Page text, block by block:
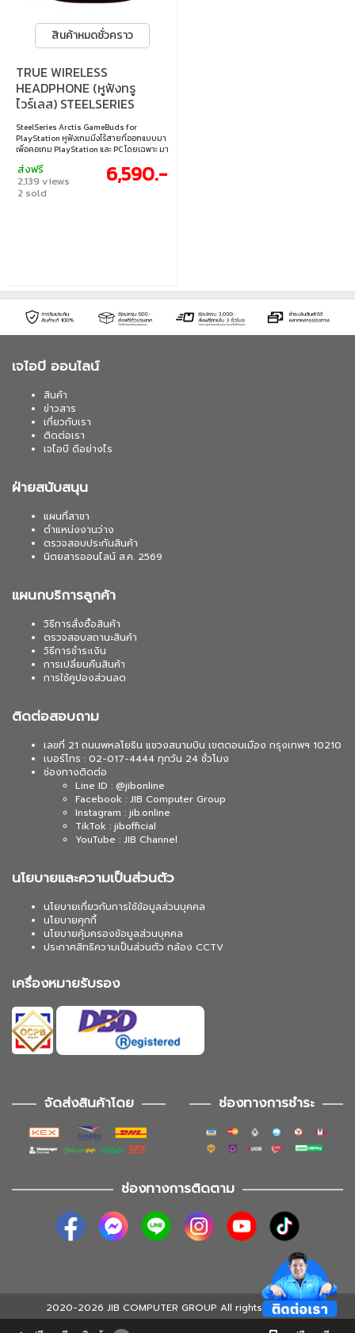
สินค้าหมดชั่วคราว
TRUE WIRELESS
HEADPHONE (หูฟังทรู
ไวร์เลส) STEELSERIES
ARCTIS GAMEBUDS - FOR
PLAYSTATION GLORANGE
SteelSeries Arctis GameBuds for
PlayStation หูฟังเกมมิ่งไร้สายที่ออกแบบมา
เพื่อคอเกม PlayStation และ PC โดยเฉพาะ มา
ที่สลับใช้งานได้ทันที ระบบตัดเสียงรบกวน
แบบ Hybrid ANC และ Spatial Audio 360°
ให้เสียงรอบทิศทางสมจริง ใช้งานได้นาน 10
ต่อเนื่อง 10 ชั่วโมง พร้อมเคสชาร์จไร้สาย Qi
รวมสูงสุด 40 ชั่วโมง • การป้องกันระดับ IP55
กันน้ำ กันฝุ่น และสิ่งสกปรก
ส่งฟรี
2,139 views
2 sold
6,590.-
เจไอบี ออนไลน์
สินค้า
ข่าวสาร
เกี่ยวกับเรา
ติดต่อเรา
เจไอบี ดีอย่างไร
ฝ่ายสนับสนุน
แผนที่สาขา
ตำแหน่งงานว่าง
ตรวจสอบประกันสินค้า
นิตยสารออนไลน์ ส.ค. 2569
แผนกบริการลูกค้า
วิธีการสั่งซื้อสินค้า
ตรวจสอบสถานะสินค้า
วิธีการชำระเงิน
การเปลี่ยนคืนสินค้า
การใช้คูปองส่วนลด
ติดต่อสอบถาม
เลขที่ 21 ถนนพหลโยธิน แขวงสนามบิน เขตดอนเมือง กรุงเทพฯ 10210
เบอร์โทร : 02-017-4444 ทุกวัน 24 ชั่วโมง
ช่องทางติดต่อ
Line ID : @jibonline
Facebook : JIB Computer Group
Instagram : jib.online
TikTok : jibofficial
YouTube : JIB Channel
นโยบายและความเป็นส่วนตัว
นโยบายเกี่ยวกับการใช้ข้อมูลส่วนบุคคล
นโยบายคุกกี้
นโยบายคุ้มครองข้อมูลส่วนบุคคล
ประกาศสิทธิความเป็นส่วนตัว กล้อง CCTV
เครื่องหมายรับรอง
จัดส่งสินค้าโดย ช่องทางการชำระ
ช่องทางการติดตาม
2020-2026 JIB COMPUTER GROUP All rights reserved